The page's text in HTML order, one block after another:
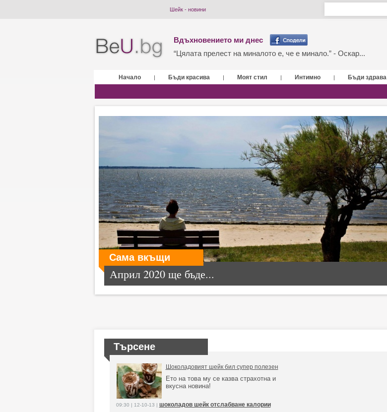
Шейк - новини
Вдъхновението ми днес
“Цялата прелест на миналото е, че е минало.” - Оскар...
Начало | Бъди красива | Моят стил | Интимно | Бъди здрава
Сама вкъщи
Април 2020 ще бъде...
Търсене
Шоколадовият шейк бил супер полезен
Ето на това му се казва страхотна и
вкусна новина!
09:30 | 12-10-13 | шоколадов шейк отслабване калории